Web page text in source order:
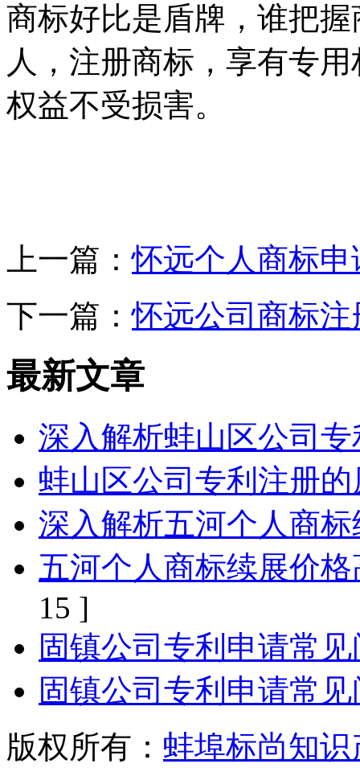
商标好比是盾牌，谁把
人，注册商标，享有专
权益不受损害。
上一篇：怀远个人商标
下一篇：怀远公司商标
最新文章
深入解析蚌山区公司
蚌山区公司专利注册
深入解析五河个人商
五河个人商标续展价
15 ]
固镇公司专利申请常
固镇公司专利申请常
版权所有： 蚌埠标尚知